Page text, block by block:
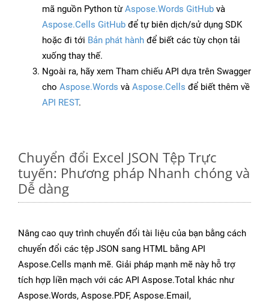
mã nguồn Python từAspose.Words GitHub và
Aspose.Cells GitHub để tự biên dịch/sử dụng SDK
hoặc đi tới Bản phát hành để biết các tùy chọn tải
xuống thay thế.
Ngoài ra, hãy xem Tham chiếu API dựa trên Swagger
cho Aspose.Words và Aspose.Cells để biết thêm về
API REST.
Chuyển đổi Excel JSON Tệp Trực
tuyến: Phương pháp Nhanh chóng và
Dễ dàng
Nâng cao quy trình chuyển đổi tài liệu của bạn bằng cách
chuyển đổi các tệp JSON sang HTML bằng API
Aspose.Cells mạnh mẽ. Giải pháp mạnh mẽ này hỗ trợ
tích hợp liền mạch với các API Aspose.Total khác như
Aspose.Words, Aspose.PDF, Aspose.Email,